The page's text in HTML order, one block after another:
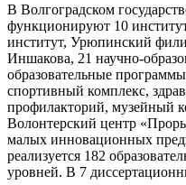
В Волгоградском
функционируют 10
институт, Урюпинский
Иншакова, 21 научно-
образовательные
спортивный комплекс,
профилакторий, музейный
Волонтерский центр
малых инновационных
реализуется 182
уровней. В 7